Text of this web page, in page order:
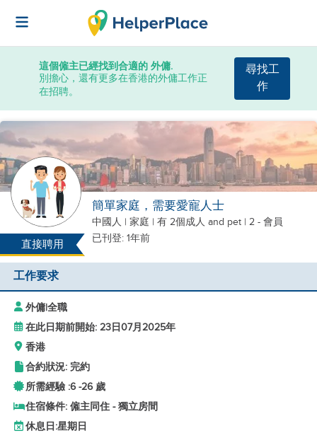
這個僱主已經找到合適的 外傭.
別擔心，還有更多在香港的外傭工作正
在招聘。
尋找工
作
直接聘用
簡單家庭，需要愛寵人士
中國人 | 家庭 | 有 2個成人 and pet | 2 - 會員
已刊登: 1年前
工作要求
外傭|全職
在此日期前開始: 23日07月2025年
香港
合約狀況: 完約
所需經驗 :6 -26 歲
住宿條件: 僱主同住 - 獨立房間
休息日:星期日